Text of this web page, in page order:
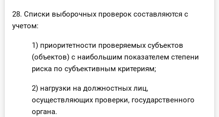
28. Списки выборочных проверок составляются с
учетом:
1) приоритетности проверяемых субъектов
(объектов) с наибольшим показателем степени
риска по субъективным критериям;
2) нагрузки на должностных лиц,
осуществляющих проверки, государственного
органа.